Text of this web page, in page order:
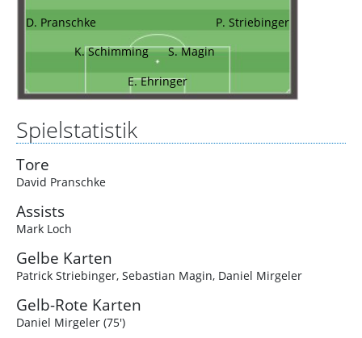
D. Pranschke
P. Striebinger
K. Schimming
S. Magin
E. Ehringer
Spielstatistik
Tore
David Pranschke
Assists
Mark Loch
Gelbe Karten
Patrick Striebinger, Sebastian Magin, Daniel Mirgeler
Gelb-Rote Karten
Daniel Mirgeler (75')